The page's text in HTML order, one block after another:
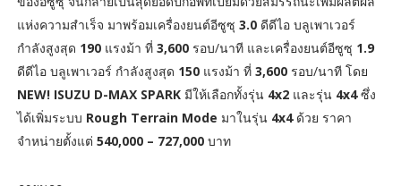
แห่งความสำเร็จ มาพร้อมเครื่องยนต์อีซูซุ 3.0ดีดีไอ บลูเพาเวอร์
กำลังสูงสุด 190แรงม้า ที่ 3,600รอบ/นาที และเครื่องยนต์อีซูซุ 1.9
ดีดีไอ บลูเพาเวอร์ กำลังสูงสุด 150แรงม้า ที่ 3,600รอบ/นาที โดย
NEW! ISUZU D-MAX SPARK มีให้เลือกทั้งรุ่น 4x2และรุ่น 4x4ซึ่ง
ได้เพิ่มระบบ Rough Terrain Mode มาในรุ่น 4x4ด้วย ราคา
จำหน่ายตั้งแต่ 540,000 – 727,000 บาท